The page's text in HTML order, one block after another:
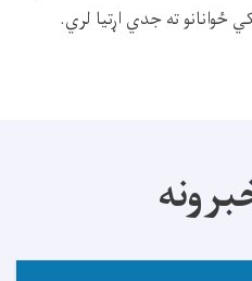
ځوانانو ته جدي اړتیا لري.